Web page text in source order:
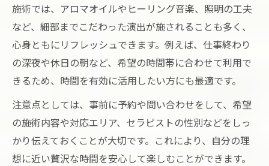
技術と信頼性で選ぶ東京 出張マッサージ
活用法
こだわり派におすすめの東京 出張マッサ
ージ施術
び方
プライベート空間を贅沢に満喫する方法
東京 出張マッサージを自宅で快適に楽し
施術では、アロマオイルやヒーリング音楽、照明の工夫
など、細部までこだわった演出が施されることも多く、
心身ともにリフレッシュできます。例えば、仕事終わり
の深夜や休日の朝など、希望の時間帯に合わせて利用で
きるため、時間を有効に活用したい方にも最適です。
注意点としては、事前に予約や問い合わせをして、希望
の施術内容や対応エリア、セラピストの性別などをしっ
かり伝えておくことが大切です。これにより、自分の理
想に近い贅沢な時間を安心して楽しむことができます。